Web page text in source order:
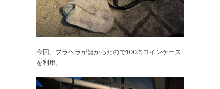
今回、プラヘラが無かったので100均コインケース
を利用。